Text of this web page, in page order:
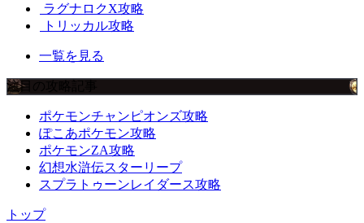
ラグナロクX攻略
トリッカル攻略
一覧を見る
注目の攻略記事
ポケモンチャンピオンズ攻略
ぽこあポケモン攻略
ポケモンZA攻略
幻想水滸伝スターリープ
スプラトゥーンレイダース攻略
トップ